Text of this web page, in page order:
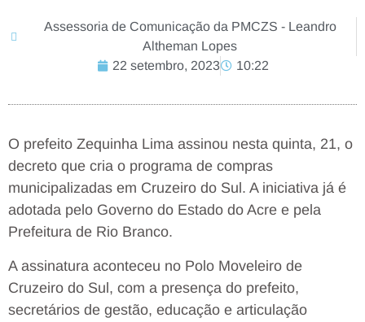
Assessoria de Comunicação da PMCZS - Leandro
Altheman Lopes
22 setembro, 2023
10:22
O prefeito Zequinha Lima assinou nesta quinta, 21, o
decreto que cria o programa de compras
municipalizadas em Cruzeiro do Sul. A iniciativa já é
adotada pelo Governo do Estado do Acre e pela
Prefeitura de Rio Branco.
A assinatura aconteceu no Polo Moveleiro de
Cruzeiro do Sul, com a presença do prefeito,
secretários de gestão, educação e articulação